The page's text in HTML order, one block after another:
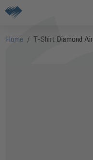
Direkt zum Inhalt
Home / T-Shirt Diamond